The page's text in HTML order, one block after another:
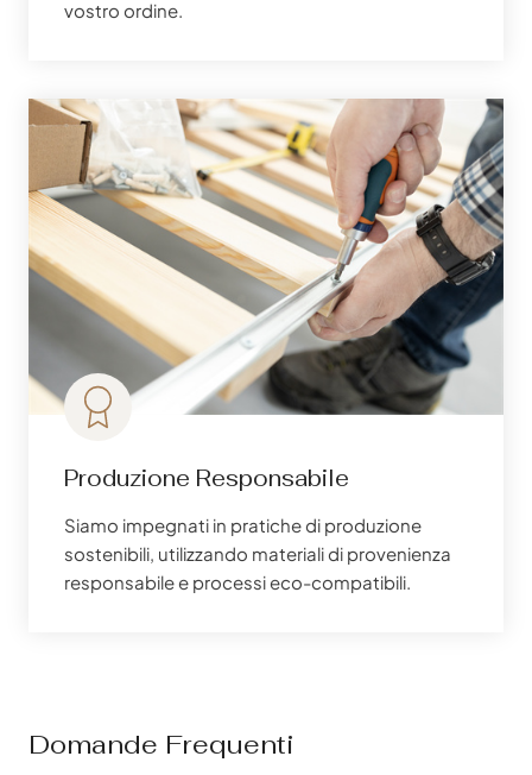
vostro ordine.
Produzione Responsabile
Siamo impegnati in pratiche di produzione
sostenibili, utilizzando materiali di provenienza
responsabile e processi eco-compatibili.
Domande Frequenti